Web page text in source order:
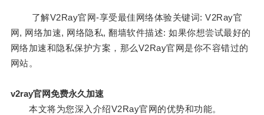
了解V2Ray官网-享受最佳网络体验关键词: V2Ray官
网, 网络加速, 网络隐私, 翻墙软件描述: 如果你想尝试最好的
网络加速和隐私保护方案，那么V2Ray官网是你不容错过的
网站。
v2ray官网免费永久加速
本文将为您深入介绍V2Ray官网的优势和功能。